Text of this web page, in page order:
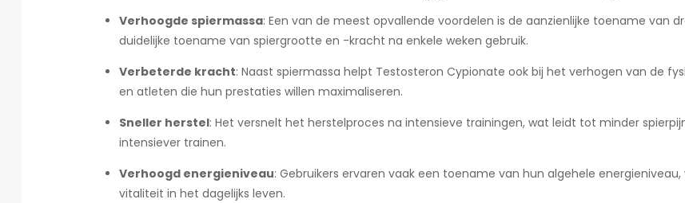
Verhoogde spiermassa: Een van de meest opvallende voordelen is de aanzienlijke toename van
duidelijke toename van spiergrootte en -kracht na enkele weken gebruik.
Verbeterde kracht: Naast spiermassa helpt Testosteron Cypionate ook bij het verhogen van de
en atleten die hun prestaties willen maximaliseren.
Sneller herstel: Het versnelt het herstelproces na intensieve trainingen, wat leidt tot minder
intensiever trainen.
Verhoogd energieniveau: Gebruikers ervaren vaak een toename van hun algehele
vitaliteit in het dagelijks leven.